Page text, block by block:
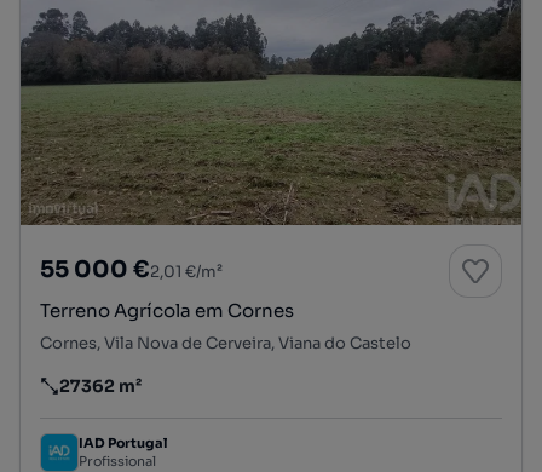
55 000 €2,01 €/m²
Terreno Agrícola em Cornes
Cornes, Vila Nova de Cerveira, Viana do Castelo
Preço por metro quadrado
27362 m²
IAD Portugal
Profissional